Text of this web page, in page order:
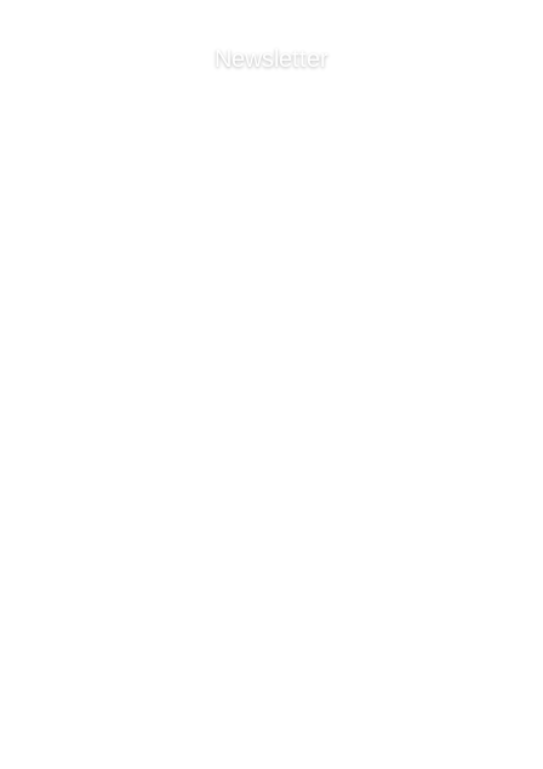
Newsletter